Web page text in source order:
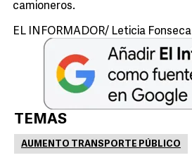
camioneros.
EL INFORMADOR/ Leticia Fonseca
TEMAS
AUMENTO TRANSPORTE PÚBLICO